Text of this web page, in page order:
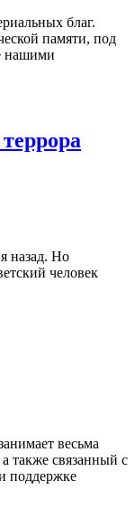
благ.
памяти, под
нашими
назад. Но
человек
весьма
также связанный с
поддержке